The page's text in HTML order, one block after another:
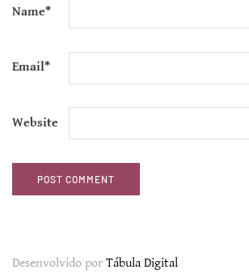
Name*
Email*
Website
Desenvolvido por Tábula Digital